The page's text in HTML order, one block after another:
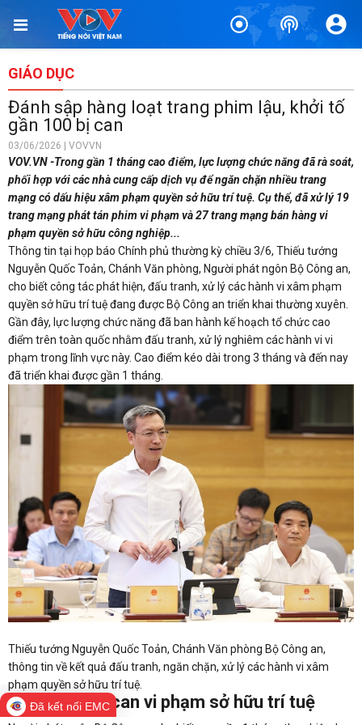
GIÁO DỤC
Đánh sập hàng loạt trang phim lậu, khởi tố
gần 100 bị can
03/06/2026 | VOVVN
VOV.VN -Trong gần 1 tháng cao điểm, lực lượng chức năng đã rà soát,
phối hợp với các nhà cung cấp dịch vụ để ngăn chặn nhiều trang
mạng có dấu hiệu xâm phạm quyền sở hữu trí tuệ. Cụ thể, đã xử lý 19
trang mạng phát tán phim vi phạm và 27 trang mạng bán hàng vi
phạm quyền sở hữu công nghiệp...
Thông tin tại họp báo Chính phủ thường kỳ chiều 3/6, Thiếu tướng
Nguyễn Quốc Toản, Chánh Văn phòng, Người phát ngôn Bộ Công an,
cho biết công tác phát hiện, đấu tranh, xử lý các hành vi xâm phạm
quyền sở hữu trí tuệ đang được Bộ Công an triển khai thường xuyên.
Gần đây, lực lượng chức năng đã ban hành kế hoạch tổ chức cao
điểm trên toàn quốc nhằm đấu tranh, xử lý nghiêm các hành vi vi
phạm trong lĩnh vực này. Cao điểm kéo dài trong 3 tháng và đến nay
đã triển khai được gần 1 tháng.
Thiếu tướng Nguyễn Quốc Toản, Chánh Văn phòng Bộ Công an,
thông tin về kết quả đấu tranh, ngăn chặn, xử lý các hành vi xâm
phạm quyền sở hữu trí tuệ.
Khởi tố 98 bị can vi phạm sở hữu trí tuệ
Đã kết nối EMC